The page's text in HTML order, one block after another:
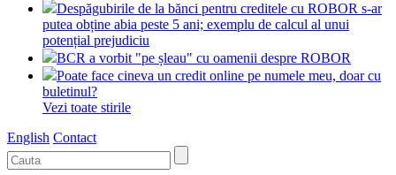
Despăgubirile de la bănci pentru creditele cu ROBOR s-ar
putea obține abia peste 5 ani; exemplu de calcul al unui
potențial prejudiciu
BCR a vorbit "pe șleau" cu oamenii despre ROBOR
Poate face cineva un credit online pe numele meu, doar cu
buletinul?
Vezi toate stirile
English Contact